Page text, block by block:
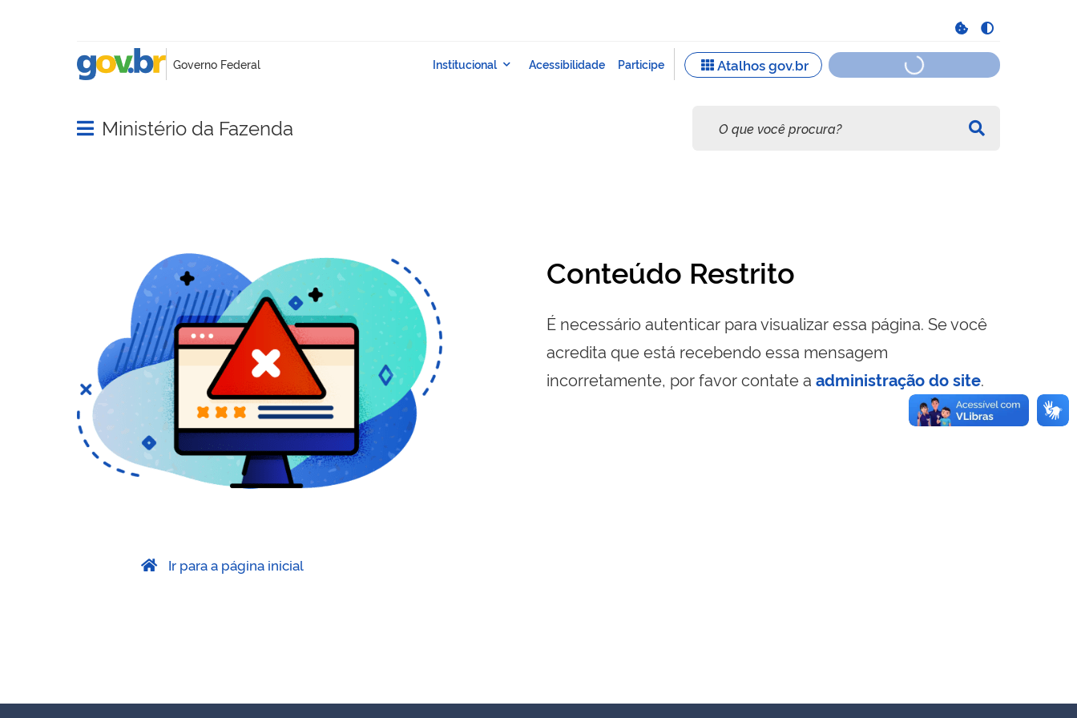
Abrir menu principal de navegação
Ministério da Fazenda
Conteúdo Restrito
É necessário autenticar para visualizar essa página. Se você
acredita que está recebendo essa mensagem
incorretamente, por favor contate a administração do site.
Ir para a página inicial